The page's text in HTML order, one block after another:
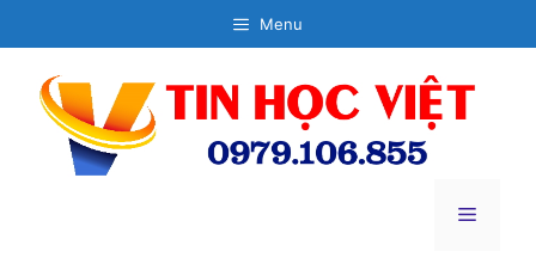
đến
dung
Menu
Menu